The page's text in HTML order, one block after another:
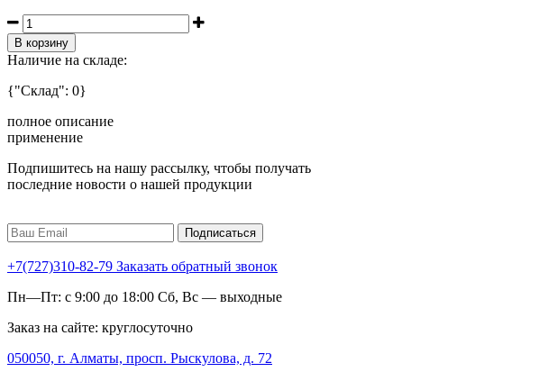
В корзину
Наличие на складе:
{"Склад": 0}
полное описание
применение
Подпишитесь на нашу рассылку, чтобы получать
последние новости о нашей продукции
Подписаться
+7(727)310-82-79 Заказать обратный звонок
Пн—Пт: с 9:00 до 18:00 Сб, Вс — выходные
Заказ на сайте: круглосуточно
050050, г. Алматы, просп. Рыскулова, д. 72